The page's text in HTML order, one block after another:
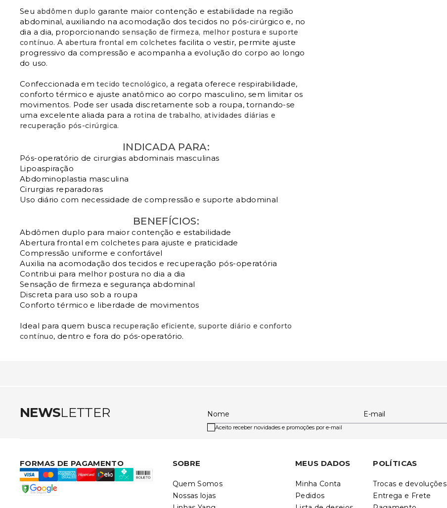
Seu abdômen duplo garante maior contenção e estabilidade na região
abdominal, auxiliando na acomodação dos tecidos no pós-cirúrgico e, no
dia a dia, proporcionando sensação de firmeza, melhor postura e suporte
contínuo. A abertura frontal em colchetes facilita o vestir, permite ajuste
progressivo da compressão e acompanha a evolução do corpo ao longo
do uso.
Confeccionada emtecido tecnológico, a regata oferece respirabilidade,
conforto térmico e ajuste anatômico ao corpo masculino, sem limitar os
movimentos. Pode ser usada discretamente sob a roupa, tornando-se
uma excelente aliada para a rotina de trabalho, atividades diárias e
recuperação pós-cirúrgica.
INDICADA PARA:
Pós-operatório de cirurgias abdominais masculinas
Lipoaspiração
Abdominoplastia masculina
Cirurgias reparadoras
Uso diário com necessidade de compressão e suporte abdominal
BENEFÍCIOS:
Abdômen duplo para maior contenção e estabilidade
Abertura frontal em colchetes para ajuste e praticidade
Compressão uniforme e confortável
Auxilia na acomodação dos tecidos e recuperação pós-operatória
Contribui para melhor postura no dia a dia
Sensação de firmeza e segurança abdominal
Discreta para uso sob a roupa
Conforto térmico e liberdade de movimentos
Ideal para quem busca recuperação eficiente, suporte diário e conforto
contínuo, dentro e fora do pós-operatório.
NEWSLETTER Nome E-mail
Aceito receber novidades e promoções por e-mail
FORMAS DE PAGAMENTO SOBRE
Quem Somos
Nossas lojas
MEUS DADOS
Minha Conta
Pedidos
POLÍTICAS
Trocas e devoluções
Entrega e Frete